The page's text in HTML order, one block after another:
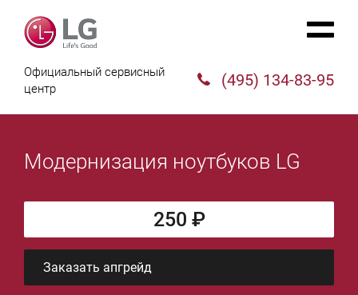
Официальный сервисный
центр
(495) 134-83-95
Модернизация ноутбуков LG
250 ₽
Заказать апгрейд